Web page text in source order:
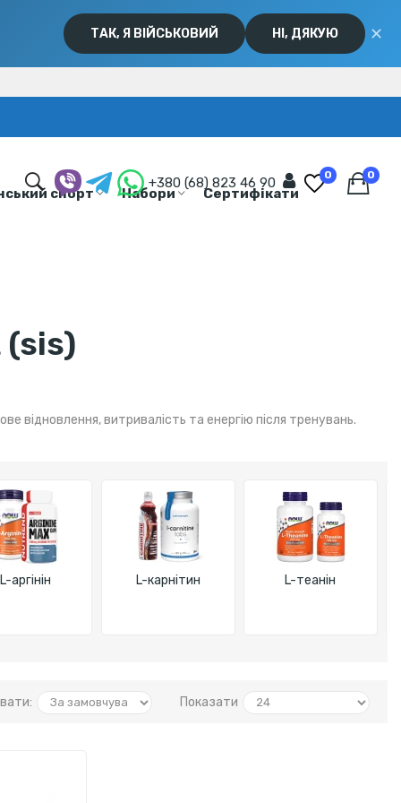
ТАК, Я ВІЙСЬКОВИЙ НІ, ДЯКУЮ ✕
спорт Набори Сертифікати
+380 (68) 823 46 90 0 0
(sis)
відновлення, витривалість та енергію після тренувань.
L-аргінін L-карнітин L-теанін
Показати